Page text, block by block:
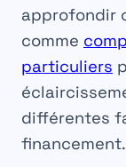
approfondir
comme
particuliers
différentes
financement.